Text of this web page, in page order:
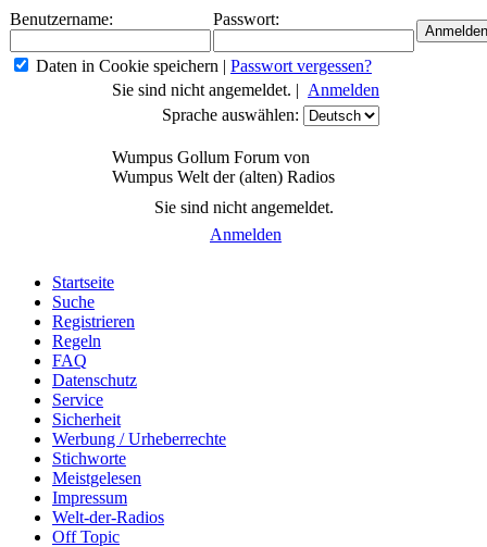
Benutzername: Passwort:
Daten in Cookie speichern | Passwort vergessen?
Sie sind nicht angemeldet. | Anmelden
Sprache auswählen:
Wumpus Gollum Forum von
Wumpus Welt der (alten) Radios
Sie sind nicht angemeldet.
Anmelden
Startseite
Suche
Registrieren
Regeln
FAQ
Datenschutz
Service
Sicherheit
Werbung / Urheberrechte
Stichworte
Meistgelesen
Impressum
Welt-der-Radios
Off Topic